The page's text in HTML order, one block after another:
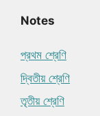
Notes
প্রথম শ্রেণি
দ্বিতীয় শ্রেণি
তৃতীয় শ্রেণি